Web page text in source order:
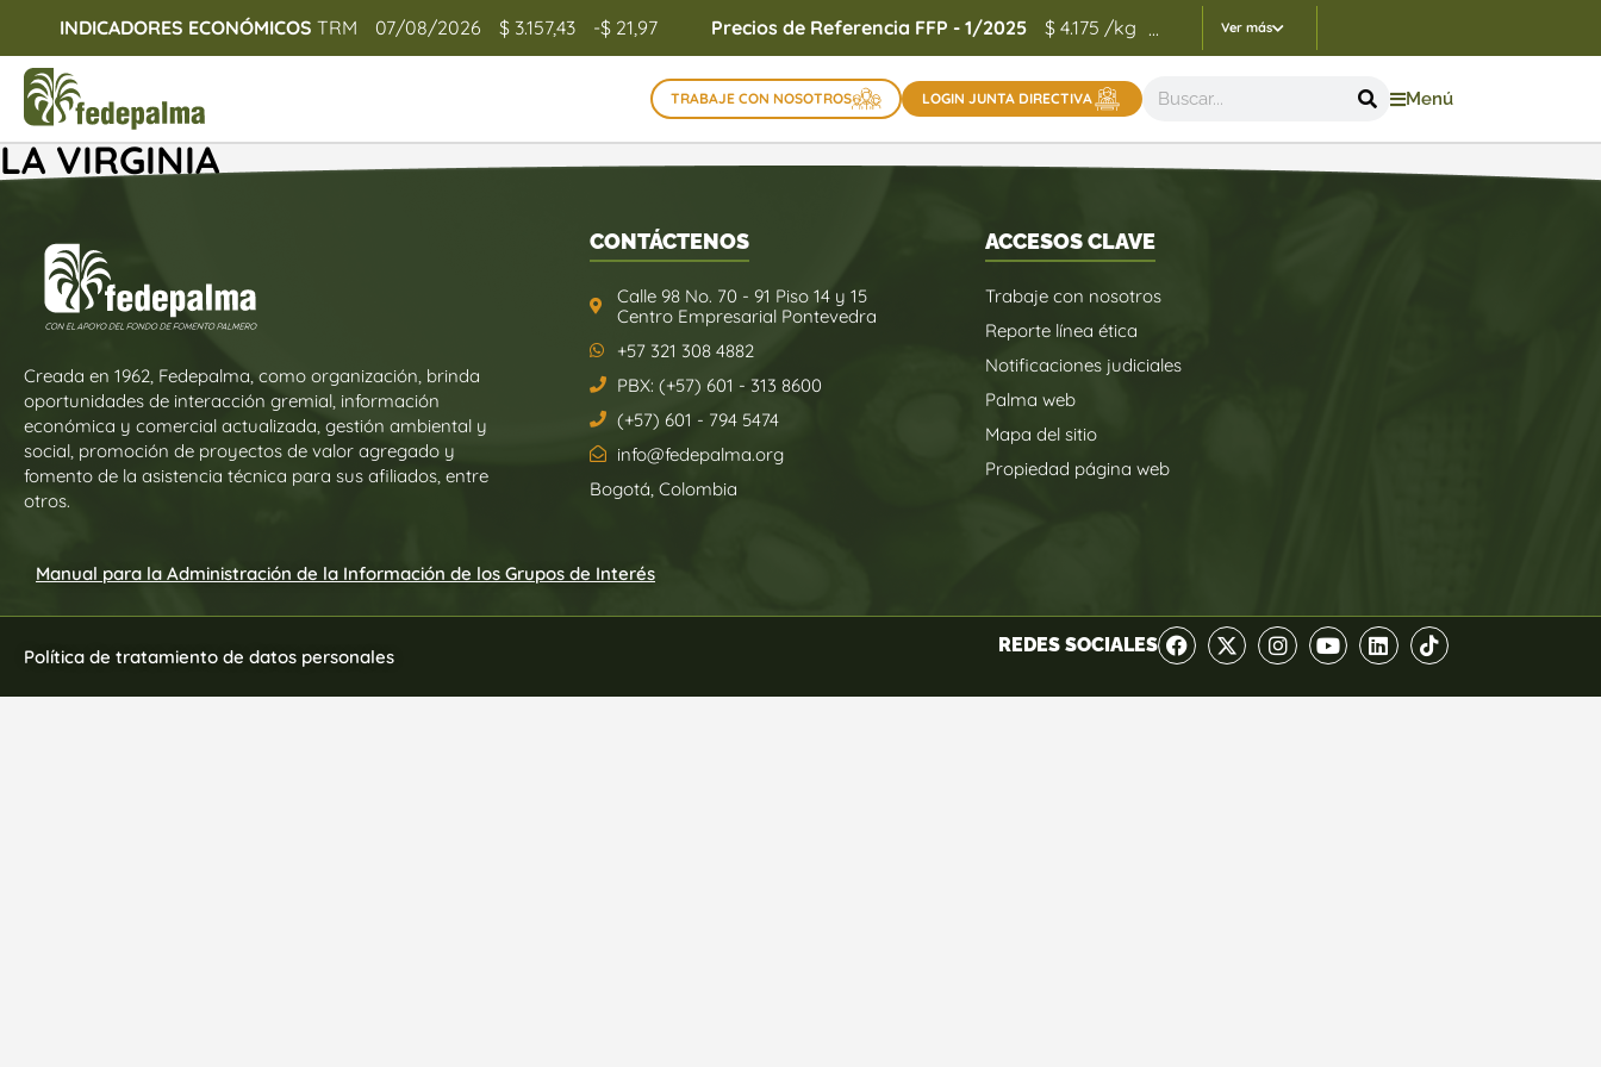
INDICADORES ECONÓMICOS TRM 07/08/2026 $ 3.157,43 -$ 21,97 Precios de Referencia FFP - 1/2025 $ 4.175 /kg Indicadores Precios de Referencia FEP - 05/
... Ver más
TRABAJE CON NOSOTROS LOGIN JUNTA DIRECTIVA Menú
LA VIRGINIA
Creada en 1962, Fedepalma, como organización, brinda
oportunidades de interacción gremial, información
económica y comercial actualizada, gestión ambiental y
social, promoción de proyectos de valor agregado y
fomento de la asistencia técnica para sus afiliados, entre
otros.
CONTÁCTENOS
Calle 98 No. 70 - 91 Piso 14 y 15
Centro Empresarial Pontevedra
+57 321 308 4882
PBX: (+57) 601 - 313 8600
(+57) 601 - 794 5474
info@fedepalma.org
Bogotá, Colombia
ACCESOS CLAVE
Trabaje con nosotros
Reporte línea ética
Notificaciones judiciales
Palma web
Mapa del sitio
Propiedad página web
Manual para la Administración de la Información de los Grupos de Interés
Política de tratamiento de datos personales
REDES SOCIALES